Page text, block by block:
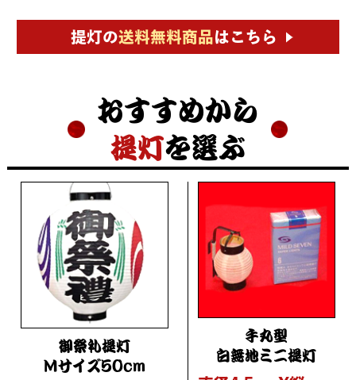
提灯の送料無料商品はこちら
おすすめから
提灯を選ぶ
御祭礼提灯
Mサイズ50cm
手丸型
白無地ミニ提灯